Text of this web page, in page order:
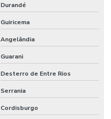
Durandé
Guiricema
Angelândia
Guarani
Desterro de Entre Rios
Serrania
Cordisburgo